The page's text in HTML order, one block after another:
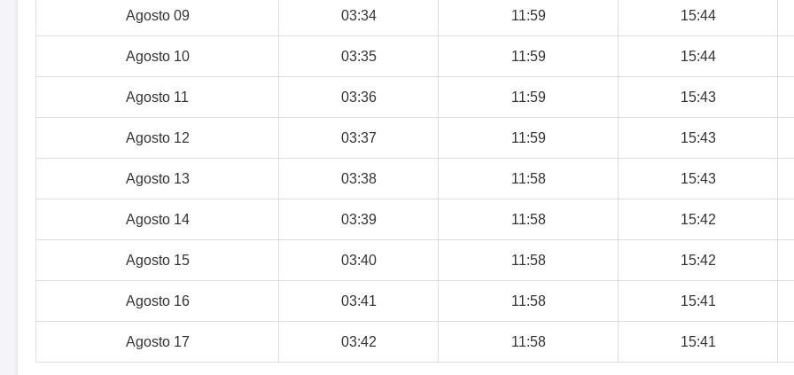
Agosto 09 03:34 11:59 15:44
Agosto 10 03:35 11:59 15:44
Agosto 11 03:36 11:59 15:43
Agosto 12 03:37 11:59 15:43
Agosto 13 03:38 11:58 15:43
Agosto 14 03:39 11:58 15:42
Agosto 15 03:40 11:58 15:42
Agosto 16 03:41 11:58 15:41
Agosto 17 03:42 11:58 15:41